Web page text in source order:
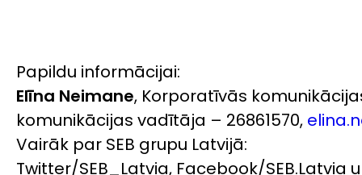
Papildu informācijai:
Elīna Neimane, Korporatīvās
komunikācijas vadītāja – 26861570,
Vairāk par SEB grupu Latvijā:
Twitter/SEB_Latvia, Facebook/SEB.Latvia